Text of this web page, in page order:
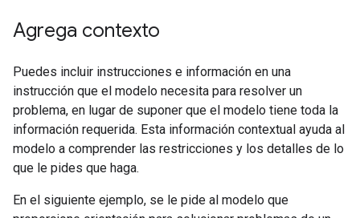
Agrega contexto
Puedes incluir instrucciones e información en una
instrucción que el modelo necesita para resolver un
problema, en lugar de suponer que el modelo tiene toda la
información requerida. Esta información contextual ayuda al
modelo a comprender las restricciones y los detalles de lo
que le pides que haga.
En el siguiente ejemplo, se le pide al modelo que